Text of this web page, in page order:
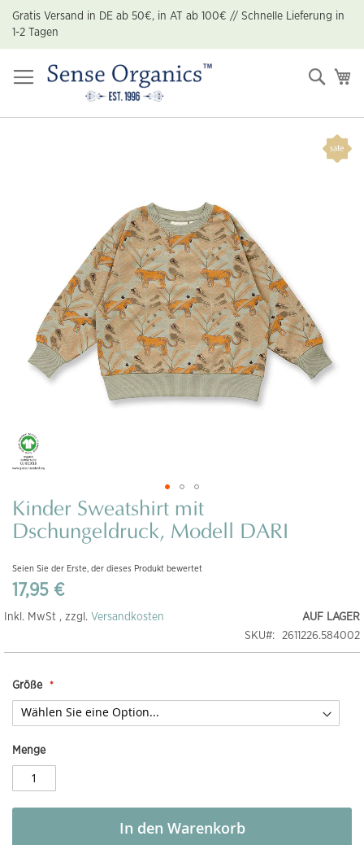
Zum
Inhalt
springen
Gratis Versand in DE ab 50€, in AT ab 100€ // Schnelle Lieferung in
1-2 Tagen
Suche
Zum
Anfang
der
springen
Kinder Sweatshirt mit
Dschungeldruck, Modell DARI
Seien Sie der Erste, der dieses Produkt bewertet
17,95 €
AUF LAGER
SKU
2611226.584002
Inkl. MwSt , zzgl. Versandkosten
Größe
Menge
In den Warenkorb